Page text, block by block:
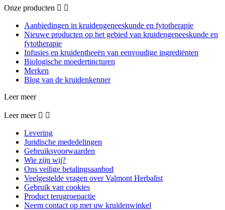
Onze producten  
Aanbiedingen in kruidengeneeskunde en fytotherapie
Nieuwe producten op het gebied van kruidengeneeskunde en
fytotherapie
Infusies en kruidentheeën van eenvoudige ingrediënten
Biologische moedertincturen
Merken
Blog van de kruidenkenner
Leer meer
Leer meer  
Levering
Juridische mededelingen
Gebruiksvoorwaarden
Wie zijn wij?
Ons veilige betalingsaanbod
Veelgestelde vragen over Valmont Herbalist
Gebruik van cookies
Product terugroepactie
Neem contact op met uw kruidenwinkel